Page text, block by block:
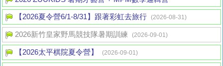
【2026夏令營6/1-8/31】跟著彩虹去旅行 (2026-08-31)
2026新竹皇家野馬競技隊暑期訓練 (2026-09-01)
【2026太平棋院夏令營】 (2026-09-01)